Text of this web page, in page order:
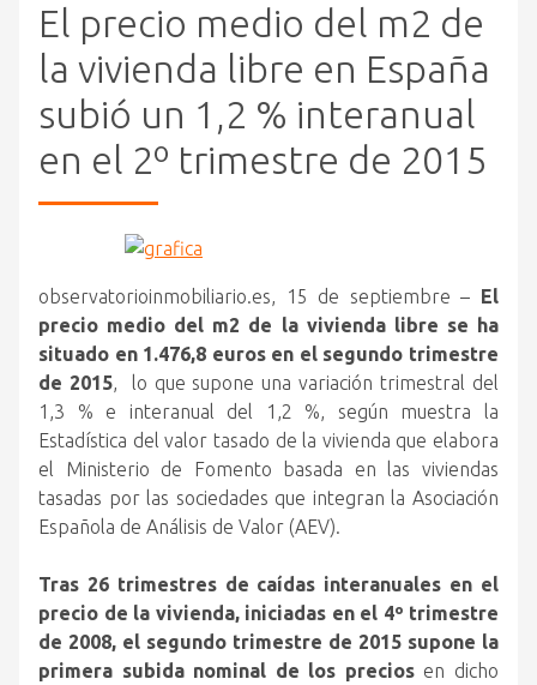
El precio medio del m2 de
la vivienda libre en España
subió un 1,2 % interanual
en el 2º trimestre de 2015
observatorioinmobiliario.es, 15 de septiembre – El
precio medio del m2 de la vivienda libre se ha
situado en 1.476,8 euros en el segundo trimestre
de 2015, lo que supone una variación trimestral del
1,3 % e interanual del 1,2 %, según muestra la
Estadística del valor tasado de la vivienda que elabora
el Ministerio de Fomento basada en las viviendas
tasadas por las sociedades que integran la Asociación
Española de Análisis de Valor (AEV).
Tras 26 trimestres de caídas interanuales en el
precio de la vivienda, iniciadas en el 4º trimestre
de 2008, el segundo trimestre de 2015 supone la
primera subida nominal de los preciosen dicho